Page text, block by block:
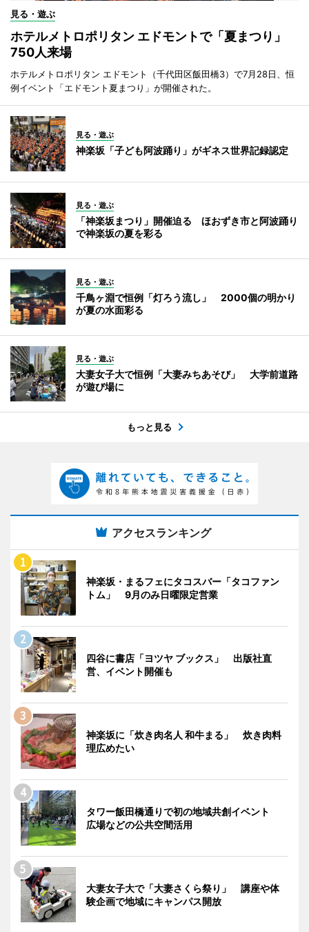
見る・遊ぶ
ホテルメトロポリタン エドモントで「夏まつり」
750人来場
ホテルメトロポリタン エドモント（千代田区飯田橋3）で7月28日、恒
例イベント「エドモント夏まつり」が開催された。
見る・遊ぶ
神楽坂「子ども阿波踊り」がギネス世界記録認定
見る・遊ぶ
「神楽坂まつり」開催迫る ほおずき市と阿波踊り
で神楽坂の夏を彩る
見る・遊ぶ
千鳥ヶ淵で恒例「灯ろう流し」 2000個の明かり
が夏の水面彩る
見る・遊ぶ
大妻女子大で恒例「大妻みちあそび」 大学前道路
が遊び場に
もっと見る
アクセスランキング
神楽坂・まるフェにタコスバー「タコファン
トム」 9月のみ日曜限定営業
四谷に書店「ヨツヤ ブックス」 出版社直
営、イベント開催も
神楽坂に「炊き肉名人 和牛まる」 炊き肉料
理広めたい
タワー飯田橋通りで初の地域共創イベント
広場などの公共空間活用
大妻女子大で「大妻さくら祭り」 講座や体
験企画で地域にキャンパス開放